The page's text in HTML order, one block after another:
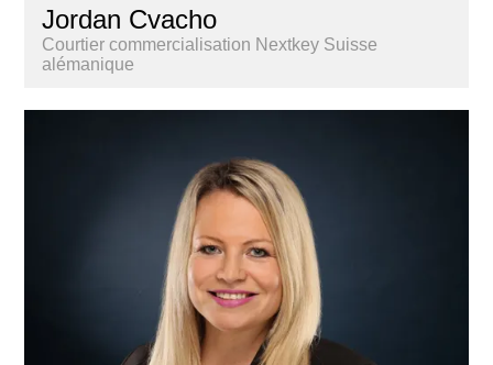
Jordan Cvacho
Courtier commercialisation Nextkey Suisse
alémanique